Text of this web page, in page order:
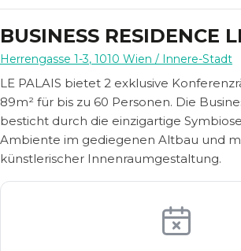
BUSINESS RESIDENCE
Herrengasse 1-3, 1010 Wien / Innere-Stadt
LE PALAIS bietet 2 exklusive
89m² für bis zu 60 Personen. Die
besticht durch die einzigartige
Ambiente im gediegenen Altbau und
künstlerischer Innenraumgestaltung.